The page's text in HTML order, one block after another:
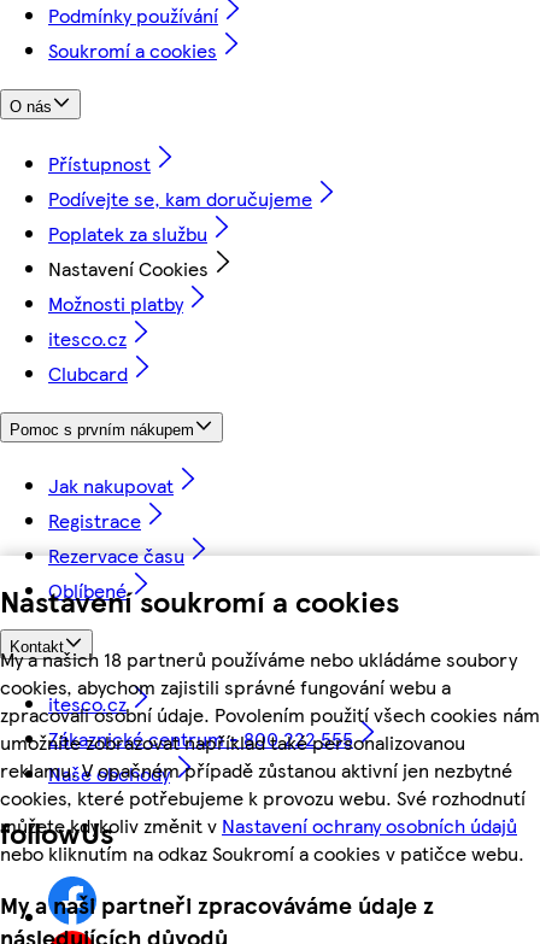
Nastavení soukromí a cookies
My a našich 18 partnerů používáme nebo ukládáme soubory
cookies, abychom zajistili správné fungování webu a
zpracovali osobní údaje. Povolením použití všech cookies nám
umožníte zobrazovat například také personalizovanou
reklamu. V opačném případě zůstanou aktivní jen nezbytné
cookies, které potřebujeme k provozu webu. Své rozhodnutí
můžete kdykoliv změnit v Nastavení ochrany osobních údajů
nebo kliknutím na odkaz Soukromí a cookies v patičce webu.
My a naši partneři zpracováváme údaje z
Podmínky používání
Soukromí a cookies
O nás
Přístupnost
Podívejte se, kam doručujeme
Poplatek za službu
Nastavení Cookies
Možnosti platby
itesco.cz
Clubcard
Pomoc s prvním nákupem
Jak nakupovat
Registrace
Rezervace času
Oblíbené
Kontakt
itesco.cz
Zákaznické centrum - 800 222 555
Naše obchody
followUs